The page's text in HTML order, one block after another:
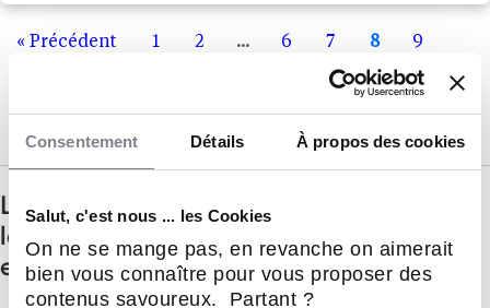
Consentement Détails À propos des cookies
Salut, c'est nous ... les Cookies
On ne se mange pas, en revanche on aimerait
bien vous connaître pour vous proposer des
contenus savoureux. Partant ?
« Précédent 1 2 ... 6 7 8 9
Les questions à se poser avant de se
lancer dans le secteur de la restauration
en franchise